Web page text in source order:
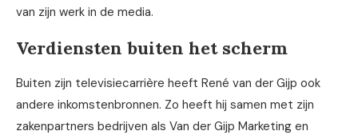
van zijn werk in de media.
Verdiensten buiten het scherm
Buiten zijn televisiecarrière heeft René van der Gijp ook
andere inkomstenbronnen. Zo heeft hij samen met zijn
zakenpartners bedrijven als Van der Gijp Marketing en